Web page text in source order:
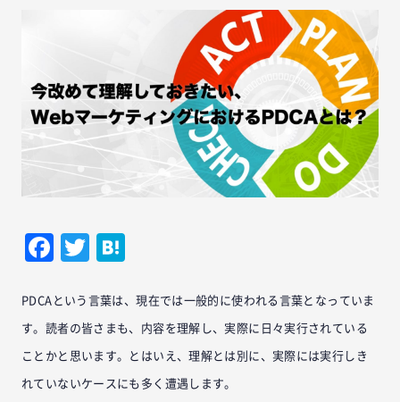
Facebook
Twitter
PDCAという言葉は、現在では一般的に使われる言葉となっていま
す。読者の皆さまも、内容を理解し、実際に日々実行されている
ことかと思います。とはいえ、理解とは別に、実際には実行しき
れていないケースにも多く遭遇します。